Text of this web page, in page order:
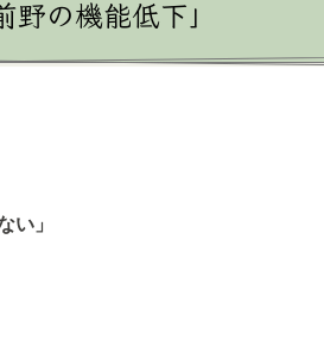
の機能低下」
い」